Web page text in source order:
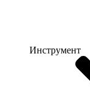
Инструмент